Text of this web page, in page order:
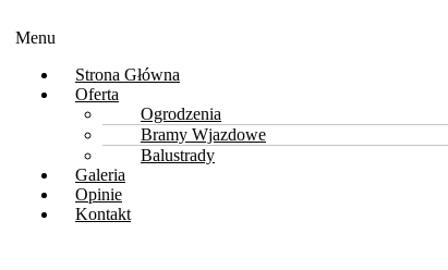
Menu
Strona Główna
Oferta
Ogrodzenia
Bramy Wjazdowe
Balustrady
Galeria
Opinie
Kontakt